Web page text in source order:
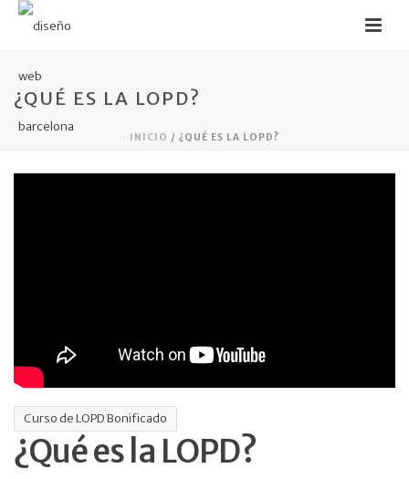
¿QUÉ ES LA LOPD?
INICIO / ¿QUÉ ES LA LOPD?
Curso de LOPD Bonificado
¿Qué es la LOPD?